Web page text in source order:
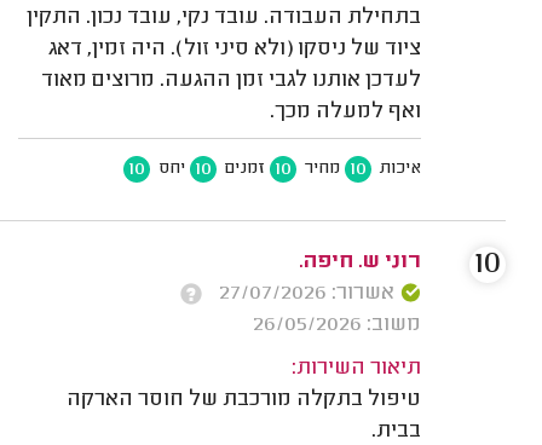
בתחילת העבודה. עובד נקי, עובד נכון. התקין
ציוד של ניסקו (ולא סיני זול). היה זמין, דאג
לעדכן אותנו לגבי זמן ההגעה. מרוצים מאוד
ואף למעלה מכך.
איכות 10 מחיר 10 זמנים 10 יחס 10
רוני ש. חיפה.
אשרור: 27/07/2026
משוב: 26/05/2026
תיאור השירות:
טיפול בתקלה מורכבת של חוסר הארקה
בבית.
10